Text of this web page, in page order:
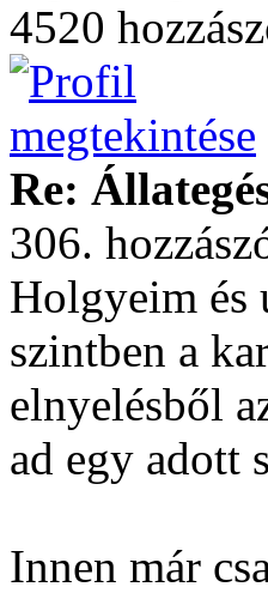
4520
Re:
306.
Holgyeim és
szintben a
elnyelésből
ad egy adott
Innen már